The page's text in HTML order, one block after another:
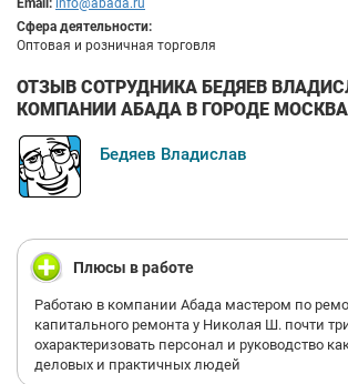
Email: info@abada.ru
Сфера деятельности:
Оптовая и розничная торговля
ОТЗЫВ СОТРУДНИКА БЕДЯЕВ
КОМПАНИИ АБАДА В ГОРОДЕ МОСКВА
Бедяев Владислав
Плюсы в работе
Работаю в компании Абада мастером по
капитального ремонта у Николая Ш. почти
охарактеризовать персонал и руководство
деловых и практичных людей